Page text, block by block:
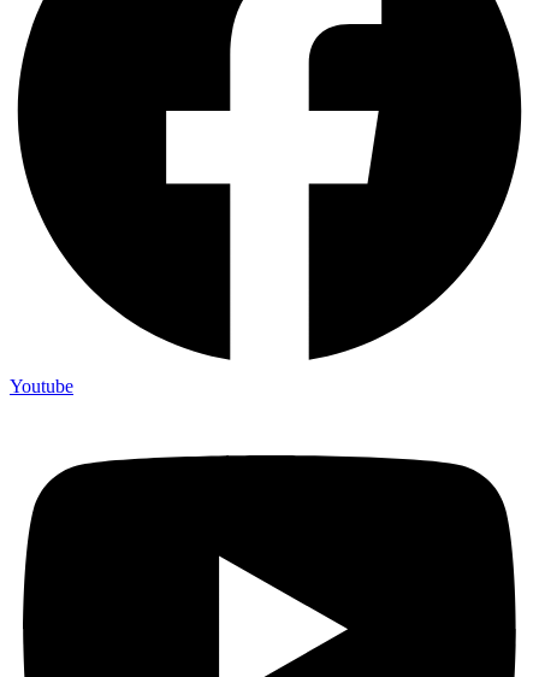
Youtube